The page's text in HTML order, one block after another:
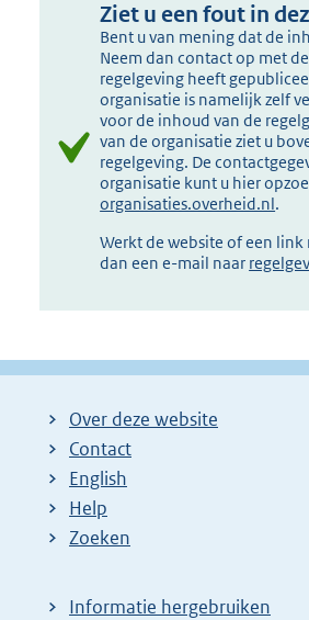
Ziet u een fout in
Bent u van mening dat de
Neem dan contact op met
regelgeving heeft
organisatie is namelijk zelf
voor de inhoud van de
van de organisatie ziet u
regelgeving. De
organisatie kunt u hier
organisaties.overheid.nl.
Werkt de website of een link
dan een e-mail naar
Over deze website
Contact
English
Help
Zoeken
Informatie hergebruiken